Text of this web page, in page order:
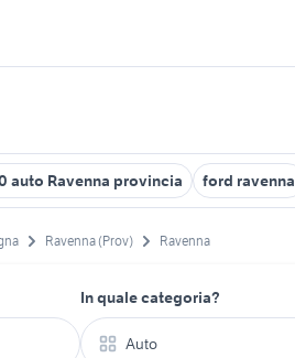
auto Ravenna provincia ford ravenna
Ravenna (Prov) Ravenna
In quale categoria?
Auto